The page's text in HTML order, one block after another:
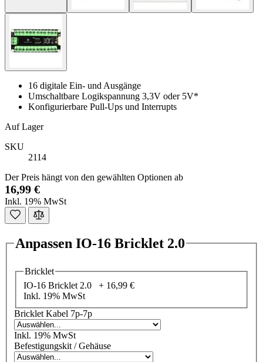
16 digitale Ein- und Ausgänge
Umschaltbare Logikspannung 3,3V oder 5V*
Konfigurierbare Pull-Ups und Interrupts
Auf Lager
SKU
2114
Der Preis hängt von den gewählten Optionen ab
16,99 €
Inkl. 19% MwSt
Anpassen IO-16 Bricklet 2.0
Bricklet
IO-16 Bricklet 2.0 + 16,99 €
Inkl. 19% MwSt
Bricklet Kabel 7p-7p
Inkl. 19% MwSt
Befestigungskit / Gehäuse